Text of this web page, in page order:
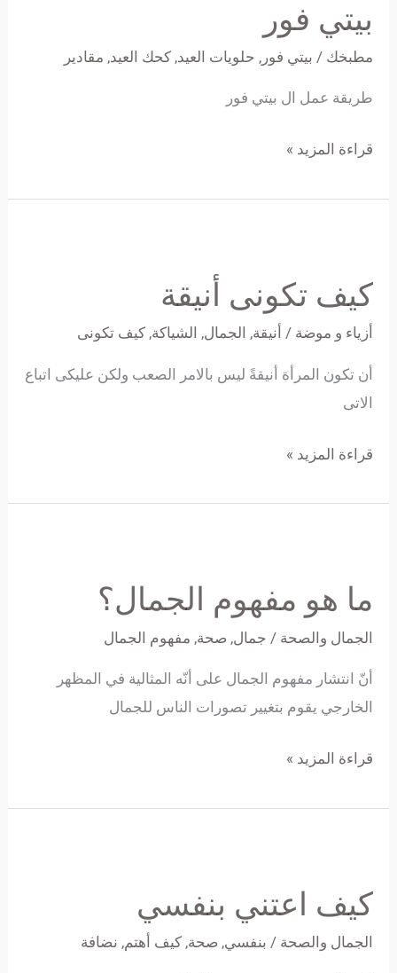
بيتي فور
مطبخك / بيتي فور , حلويات العيد, كحك العيد, مقادير
طريقة عمل ال بيتي فور
قراءة المزيد »
كيف تكونى أنيقة
أزياء و موضة / أنيقة, الجمال, الشياكة, كيف تكونى
أن تكون المرأة أنيقةً ليس بالامر الصعب ولكن عليكى اتباع
الاتى
أنيقة
قراءة المزيد »
ما هو مفهوم الجمال؟
الجمال والصحة / جمال, صحة, مفهوم الجمال
أنّ انتشار مفهوم الجمال على أنّه المثالية في المظهر
الخارجي يقوم بتغيير تصورات الناس للجمال
مفهوم
قراءة المزيد »
كيف اعتني بنفسي
الجمال والصحة / بنفسي, صحة, كيف أهتم, نضافة
بنفسي